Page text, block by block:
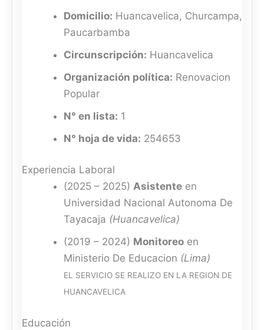
Domicilio: Huancavelica, Churcampa,
Paucarbamba
Circunscripción: Huancavelica
Organización política: Renovacion
Popular
N° en lista: 1
N° hoja de vida: 254653
Experiencia Laboral
(2025 – 2025) Asistente en
Universidad Nacional Autonoma De
Tayacaja (Huancavelica)
(2019 – 2024) Monitoreo en
Ministerio De Educacion (Lima)
EL SERVICIO SE REALIZO EN LA REGION DE
HUANCAVELICA
Educación